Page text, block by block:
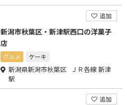
追加
新潟市秋葉区・新津駅西口の洋菓子
店
グルメ ケーキ
新潟県新潟市秋葉区 ＪＲ各線 新津
駅
追加